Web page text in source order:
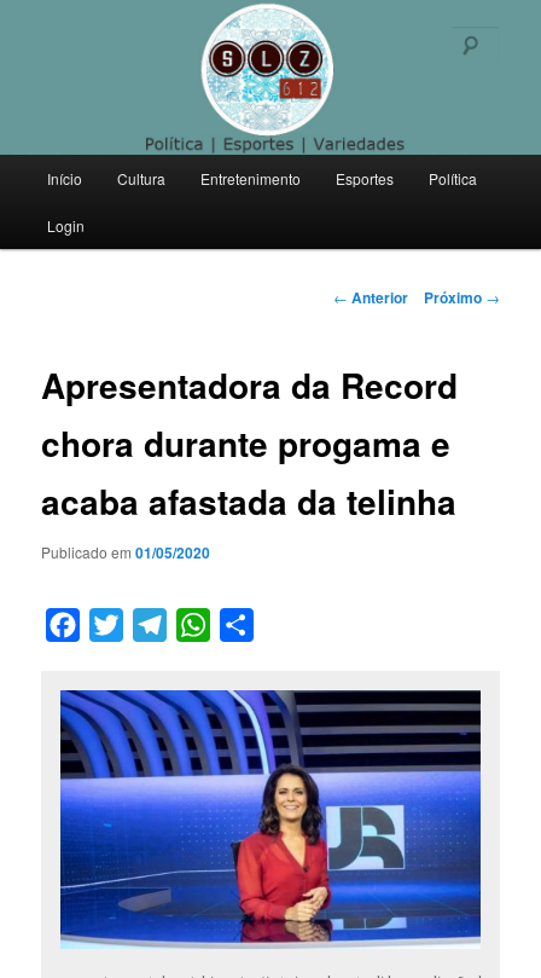
Politica | Esportes | Variedades
principal
Pular
para
principal
Início Cultura Entretenimento Esportes Política
Login
Navegação
← Anterior Próximo →
Apresentadora da Record
chora durante progama e
acaba afastada da telinha
Publicado em01/05/2020
Facebook
Twitter TelegramWhatsApp